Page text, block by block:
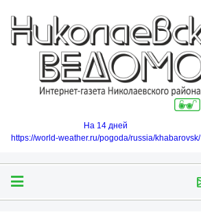
На 14 дней
https://world-weather.ru/pogoda/russia/khabarovsk/